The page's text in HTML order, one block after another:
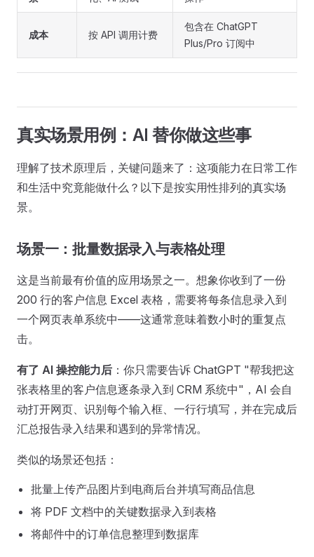
成本 按 API 调用计费
包含在 ChatGPT
Plus/Pro 订阅中
真实场景用例：AI 替你做这些事
理解了技术原理后，关键问题来了：这项能力在日常工作
和生活中究竟能做什么？以下是按实用性排列的真实场
景。
场景一：批量数据录入与表格处理
这是当前最有价值的应用场景之一。想象你收到了一份
200 行的客户信息 Excel 表格，需要将每条信息录入到
一个网页表单系统中——这通常意味着数小时的重复点
击。
有了 AI 操控能力后 ：你只需要告诉 ChatGPT "帮我把这
张表格里的客户信息逐条录入到 CRM 系统中"，AI 会自
动打开网页、识别每个输入框、一行行填写，并在完成后
汇总报告录入结果和遇到的异常情况。
类似的场景还包括：
批量上传产品图片到电商后台并填写商品信息
将 PDF 文档中的关键数据录入到表格
将邮件中的订单信息整理到数据库